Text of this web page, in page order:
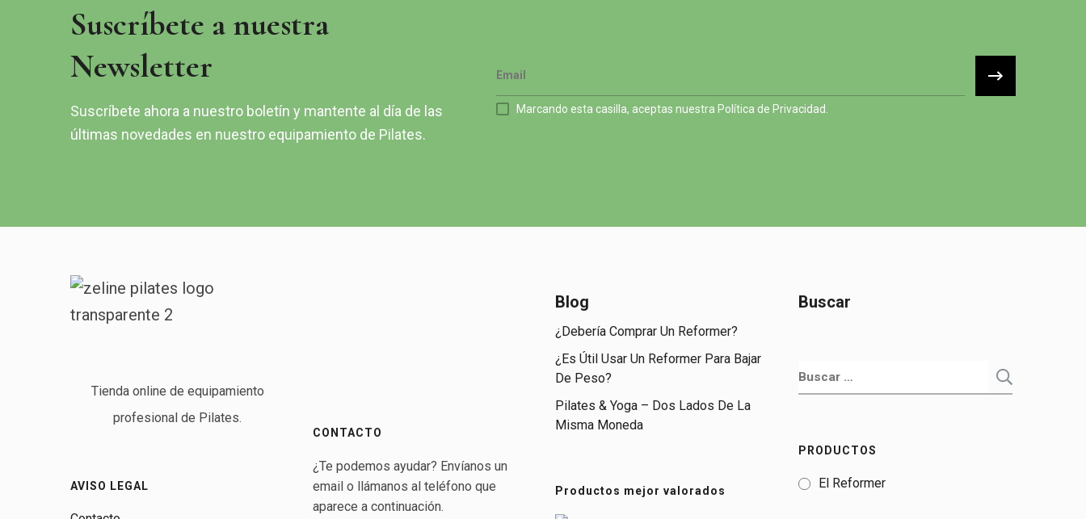
Suscríbete a nuestra
Newsletter
Suscríbete ahora a nuestro boletín y mantente al día de las
últimas novedades en nuestro equipamiento de Pilates.
Marcando esta casilla, aceptas nuestra Política de Privacidad.
Tienda online de equipamiento
profesional de Pilates.
AVISO LEGAL
CONTACTO
¿Te podemos ayudar? Envíanos un
email o llámanos al teléfono que
aparece a continuación.
Blog
¿Debería Comprar Un Reformer?
¿Es Útil Usar Un Reformer Para Bajar
De Peso?
Pilates & Yoga – Dos Lados De La
Misma Moneda
Productos mejor valorados
Buscar
Buscar:
PRODUCTOS
El Reformer